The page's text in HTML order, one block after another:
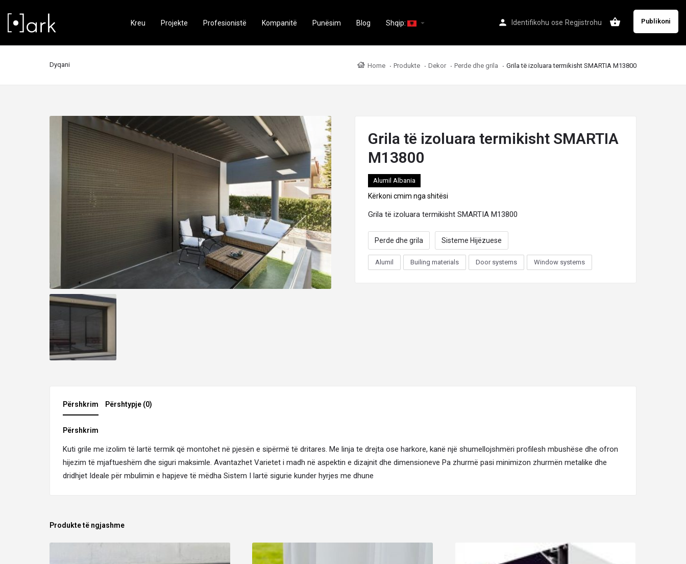
Identifikohu ose Regjistrohu Publikoni
Kreu Projekte Profesionistë Kompanitë Punësim Blog Shqip: arrow_drop_down
Dyqani Home Produkte Dekor Perde dhe grila Grila të izoluara termikisht SMARTIA M13800
Grila të izoluara termikisht SMARTIA
M13800
Alumil Albania
Kërkoni cmim nga shitësi
Grila të izoluara termikisht SMARTIA M13800
Perde dhe grila Sisteme Hijëzuese
Alumil Builing materials Door systems Window systems
Përshkrim Përshtypje (0)
Përshkrim
Kuti grile me izolim të lartë termik që montohet në pjesën e sipërmë të dritares. Me linja te drejta ose harkore, kanë një shumellojshmëri profilesh mbushëse dhe ofron
hijezim të mjaftueshëm dhe siguri maksimle. Avantazhet Varietet i madh në aspektin e dizajnit dhe dimensioneve Pa zhurmë pasi minimizon zhurmën metalike dhe
dridhjet Ideale për mbulimin e hapjeve të mëdha Sistem I lartë sigurie kunder hyrjes me dhune
Produkte të ngjashme